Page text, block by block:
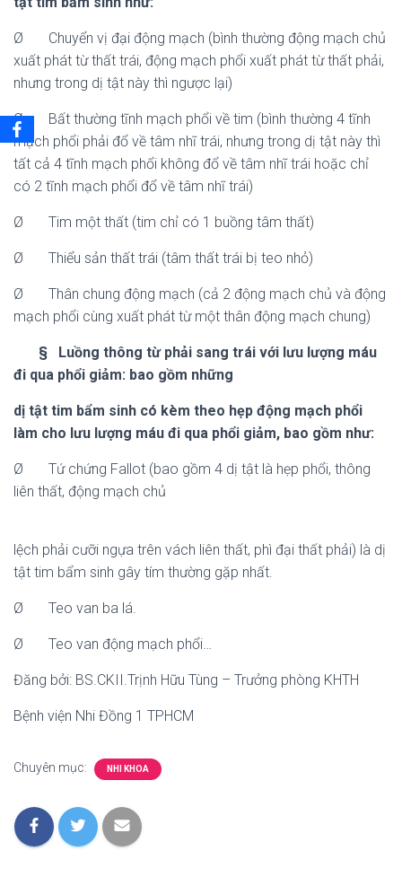
Ø Chuyển vị đại động mạch (bình thường động mạch chủ
xuất phát từ thất trái, động mạch phổi xuất phát từ thất phải,
nhưng trong dị tật này thì ngược lại)
Ø Bất thường tĩnh mạch phổi về tim (bình thường 4 tĩnh
mạch phổi phải đổ về tâm nhĩ trái, nhưng trong dị tật này thì
tất cả 4 tĩnh mạch phổi không đổ về tâm nhĩ trái hoặc chỉ
có 2 tĩnh mạch phổi đổ về tâm nhĩ trái)
Ø Tim một thất (tim chỉ có 1 buồng tâm thất)
Ø Thiểu sản thất trái (tâm thất trái bị teo nhỏ)
Ø Thân chung động mạch (cả 2 động mạch chủ và động
mạch phổi cùng xuất phát từ một thân động mạch chung)
§ Luồng thông từ phải sang trái với lưu lượng máu
đi qua phổi giảm: bao gồm những
dị tật tim bẩm sinh có kèm theo hẹp động mạch phổi
làm cho lưu lượng máu đi qua phổi giảm, bao gồm như:
Ø Tứ chứng Fallot (bao gồm 4 dị tật là hẹp phổi, thông
liên thất, động mạch chủ
lệch phải cưỡi ngựa trên vách liên thất, phì đại thất phải) là dị
tật tim bẩm sinh gây tím thường gặp nhất.
Ø Teo van ba lá.
Ø Teo van động mạch phổi…
Đăng bởi: BS.CKII.Trịnh Hữu Tùng – Trưởng phòng KHTH
Bệnh viện Nhi Đồng 1 TPHCM
Chuyên mục: NHI KHOA